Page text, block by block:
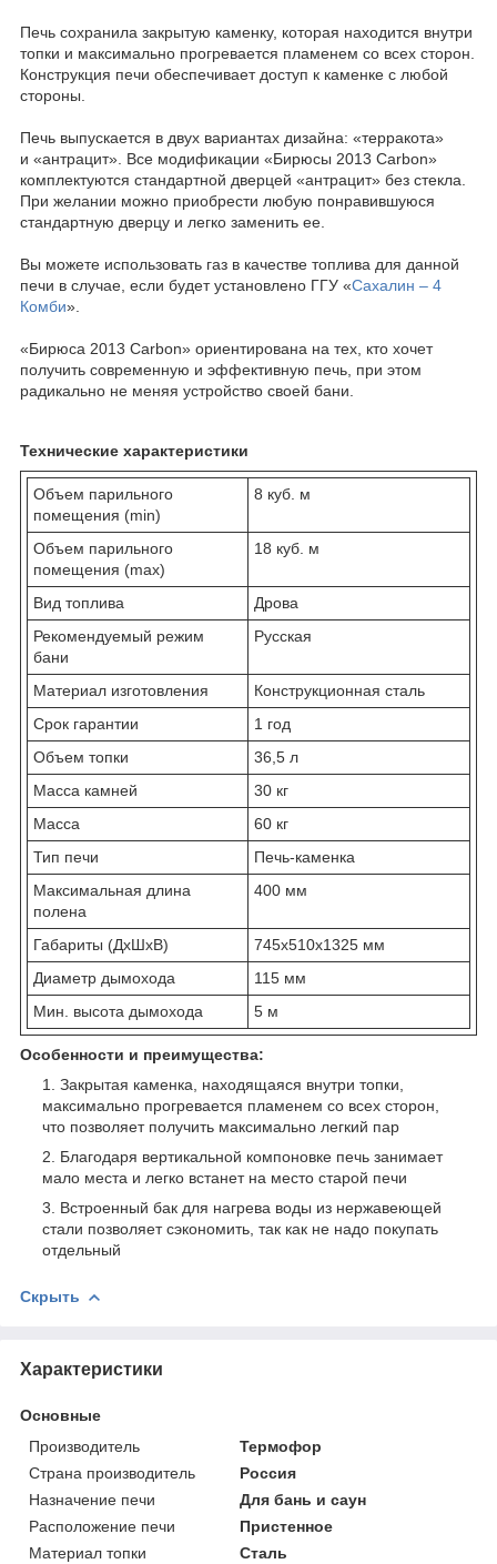
Печь сохранила закрытую каменку, которая находится внутри
топки и максимально прогревается пламенем со всех сторон.
Конструкция печи обеспечивает доступ к каменке с любой
стороны.
Печь выпускается в двух вариантах дизайна: «терракота»
и «антрацит». Все модификации «Бирюсы 2013 Carbon»
комплектуются стандартной дверцей «антрацит» без стекла.
При желании можно приобрести любую понравившуюся
стандартную дверцу и легко заменить ее.
Вы можете использовать газ в качестве топлива для данной
печи в случае, если будет установлено ГГУ «Сахалин – 4
Комби».
«Бирюса 2013 Carbon» ориентирована на тех, кто хочет
получить современную и эффективную печь, при этом
радикально не меняя устройство своей бани.
Технические характеристики
Объем парильного
помещения (min)
8 куб. м
Объем парильного
помещения (max)
18 куб. м
Вид топлива
Дрова
Рекомендуемый режим
бани
Русская
Материал изготовления
Конструкционная сталь
Срок гарантии
1 год
Объем топки
36,5 л
Масса камней
30 кг
Масса
60 кг
Тип печи
Печь-каменка
Максимальная длина
полена
400 мм
Габариты (ДхШхВ)
745х510х1325 мм
Диаметр дымохода
115 мм
Мин. высота дымохода
5 м
Особенности и преимущества:
Закрытая каменка, находящаяся внутри топки,
максимально прогревается пламенем со всех сторон,
что позволяет получить максимально легкий пар
Благодаря вертикальной компоновке печь занимает
мало места и легко встанет на место старой печи
Встроенный бак для нагрева воды из нержавеющей
стали позволяет сэкономить, так как не надо покупать
отдельный
Скрыть
Характеристики
Основные
Производитель
Термофор
Страна производитель
Россия
Назначение печи
Для бань и саун
Расположение печи
Пристенное
Материал топки
Сталь